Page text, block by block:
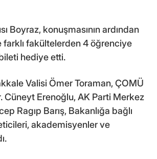
Boyraz, konuşmasının ardından
farklı fakültelerden 4 öğrenciye
hediye etti.
Valisi Ömer Toraman, ÇOMÜ
Cüneyt Erenoğlu, AK Parti Merkez
Ragıp Barış, Bakanlığa bağlı
akademisyenler ve